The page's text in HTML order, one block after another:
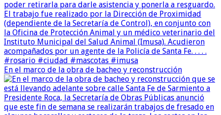
En el marco de la obra de bacheo y reconstrucción